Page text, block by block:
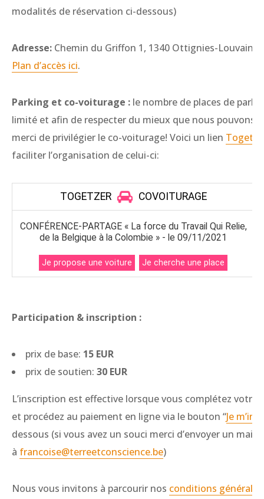
modalités de réservation ci-dessous)
Adresse: Chemin du Griffon 1, 1340 Ottignies-Louvain-
Plan d’accès ici.
Parking et co-voiturage : le nombre de places de
limité et afin de respecter du mieux que nous pouvons
merci de privilégier le co-voiturage! Voici un lien
faciliter l’organisation de celui-ci:
Participation & inscription :
prix de base: 15 EUR
prix de soutien: 30 EUR
L’inscription est effective lorsque vous complétez votre
et procédez au paiement en ligne via le bouton “Je
dessous (si vous avez un souci merci d’envoyer un mail
à francoise@terreetconscience.be)
Nous vous invitons à parcourir nos conditions générales